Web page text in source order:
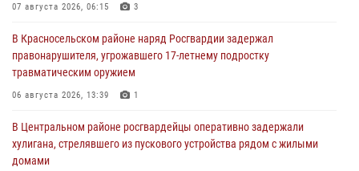
07 августа 2026, 06:15 3
В Красносельском районе наряд Росгвардии задержал
правонарушителя, угрожавшего 17-летнему подростку
травматическим оружием
06 августа 2026, 13:39 1
В Центральном районе росгвардейцы оперативно задержали
хулигана, стрелявшего из пускового устройства рядом с жилыми
домами